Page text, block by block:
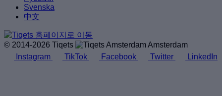
Svenska
中文
© 2014-2026 Tiqets
Amsterdam
Instagram
TikTok Facebook Twitter LinkedIn